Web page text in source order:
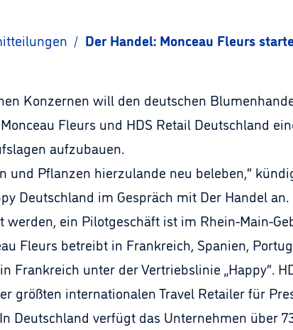
/ Der Handel: Monceau Fleurs
Konzernen will den deutschen
Fleurs und HDS Retail Deutschland
aufzubauen.
und Pflanzen hierzulande neu beleben,“
Deutschland im Gespräch mit Der Handel
ein Pilotgeschäft ist im Rhein-Main-
Fleurs betreibt in Frankreich, Spanien,
Frankreich unter der Vertriebslinie „Happy“.
größten internationalen Travel Retailer für
Deutschland verfügt das Unternehmen über